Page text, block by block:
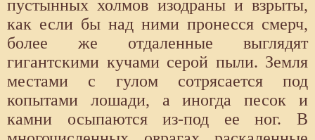
пустынных холмов изодраны и взрыты,
как если бы над ними пронесся смерч,
более же отдаленные выглядят
гигантскими кучами серой пыли. Земля
местами с гулом сотрясается под
копытами лошади, а иногда песок и
камни осыпаются из-под ее ног. В